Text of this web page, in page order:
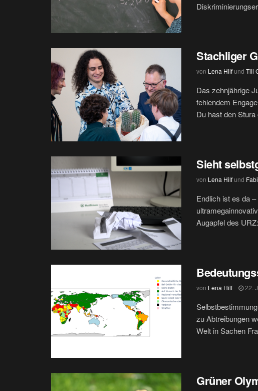
Stachliger
von Lena Hilfund Till
Das zehnjährige
fehlendem
Du hast den
Sieht
von Lena Hilfund
Endlich ist es da
Augapfel des
von Lena Hilf 22.
zu Abtreibungen
Welt in Sachen
Grüner